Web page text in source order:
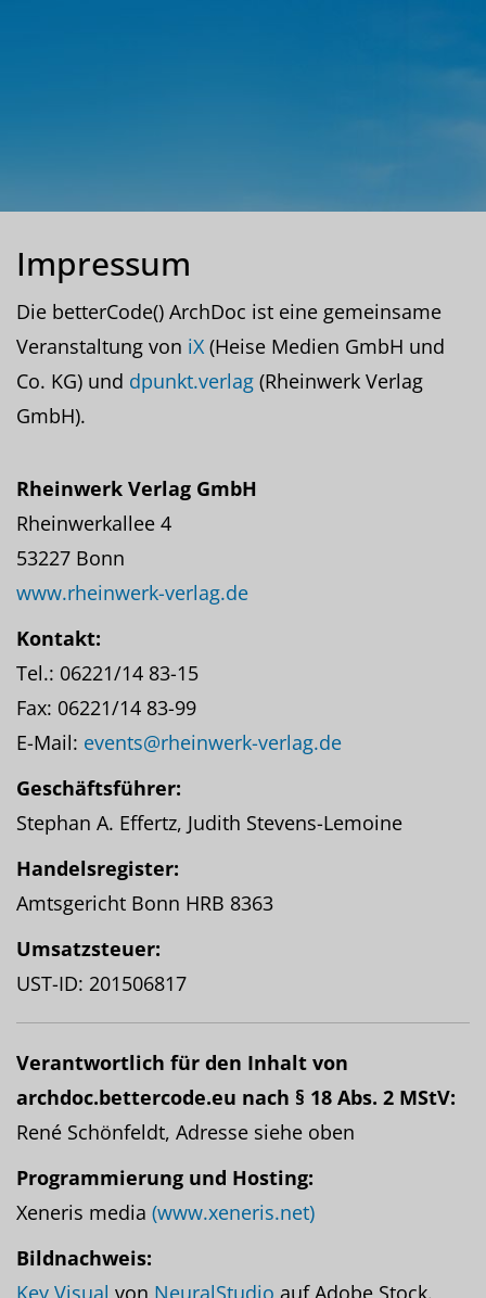
Impressum
Die betterCode() ArchDoc ist eine gemeinsame
Veranstaltung von iX (Heise Medien GmbH und
Co. KG) und dpunkt.verlag (Rheinwerk Verlag
GmbH).
Rheinwerk Verlag GmbH
Rheinwerkallee 4
53227 Bonn
www.rheinwerk-verlag.de
Kontakt:
Tel.: 06221/14 83-15
Fax: 06221/14 83-99
E-Mail: events@rheinwerk-verlag.de
Geschäftsführer:
Stephan A. Effertz, Judith Stevens-Lemoine
Handelsregister:
Amtsgericht Bonn HRB 8363
Umsatzsteuer:
UST-ID: 201506817
Verantwortlich für den Inhalt von
archdoc.bettercode.eu nach § 18 Abs. 2 MStV:
René Schönfeldt, Adresse siehe oben
Programmierung und Hosting:
Xeneris media (www.xeneris.net)
Bildnachweis:
Key Visual von NeuralStudio auf Adobe Stock.